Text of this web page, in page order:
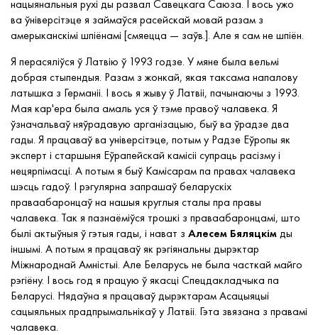
нацыянальныя рухі ды развал Савецкага Саюза. І вось ужо
ва ўніверсітэце я займаўся расейскай мовай разам з
амерыканскімі шпіёнамі [смяецца — заўв.]. Але я сам не шпіён.
Я перасяліўся ў Латвію ў 1993 годзе. У мяне была вельмі
добрая стыпендыя. Разам з жонкай, якая таксама напалову
латышка з Германіі. І вось я жыву ў Латвіі, пачынаючы з 1993.
Мая кар'ера была амаль уся ў тэме правоў чалавека. Я
ўзначальваў няўрадавую арганізацыю, быў ва ўрадзе два
гады. Я працаваў ва універсітэце, потым у Радзе Еўропы як
эксперт і старшыня Еўрапейскай камісіі супраць расізму і
нецярпімасці. А потым я быў Камісарам па правах чалавека
шэсць гадоў. І рэгулярна запрашаў беларускіх
праваабаронцаў на нашыя круглыя сталы пра правы
чалавека. Так я пазнаёміўся трошкі з праваабаронцамі, што
былі актыўныя ў гэтыя гады, і нават з Алесем Бяляцкімды
іншымі. А потым я працаваў як рэгіянальны дырэктар
Міжнароднай Амністыі. Але Беларусь не была часткай майго
рэгіёну. І вось год я працую ў якасці Спецдакладчыка па
Беларусі. Нядаўна я працаваў дырэктарам Асацыяцыі
сацыяльных прадпрымальнікаў у Латвіі. Гэта звязана з правамі
чалавека.